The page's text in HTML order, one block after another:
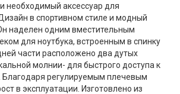
необходимый аксессуар для
в спортивном стиле и модный
наделен одним вместительным
для ноутбука, встроенным в спинку
части расположено два дутых
молнии- для быстрого доступа к
регулируемым плечевым
в эксплуатации. Изготовлено из